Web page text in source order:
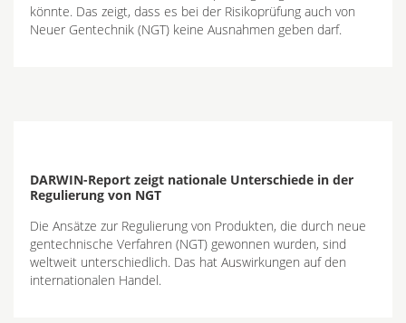
könnte. Das zeigt, dass es bei der Risikoprüfung auch von
Neuer Gentechnik (NGT) keine Ausnahmen geben darf.
DARWIN-Report zeigt nationale Unterschiede in der
Regulierung von NGT
Die Ansätze zur Regulierung von Produkten, die durch neue
gentechnische Verfahren (NGT) gewonnen wurden, sind
weltweit unterschiedlich. Das hat Auswirkungen auf den
internationalen Handel.